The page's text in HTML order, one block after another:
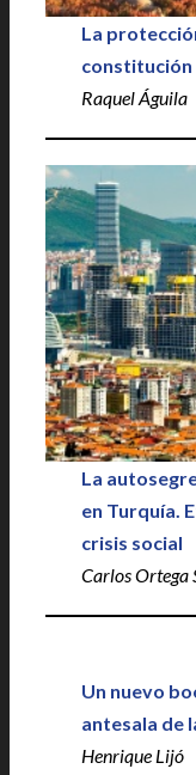
La
constitución
Raquel Águila
La
en Turquía.
crisis social
Carlos Ortega
Un nuevo
antesala de
Henrique Lijó